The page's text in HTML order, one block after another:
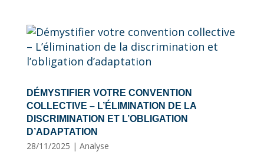
DÉMYSTIFIER VOTRE CONVENTION
COLLECTIVE – L’ÉLIMINATION DE LA
DISCRIMINATION ET L’OBLIGATION
D’ADAPTATION
28/11/2025 | Analyse